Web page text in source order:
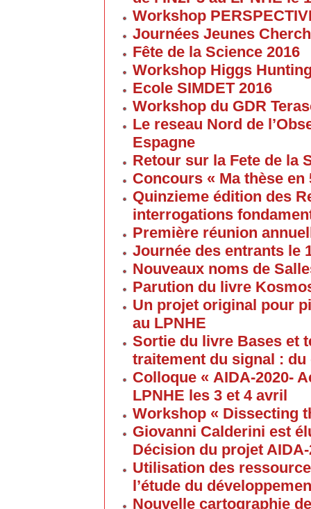
Workshop
Journées Jeunes
Fête de la Science 2016
Workshop Higgs
Ecole SIMDET 2016
Workshop du GDR
Le reseau Nord de
Espagne
Retour sur la Fete de la
Concours « Ma thèse
Quinzieme édition des
interrogations
Première réunion
Journée des entrants le
Nouveaux noms de
Parution du livre
Un projet original pour
au LPNHE
Sortie du livre Bases et
traitement du signal :
Colloque « AIDA-2020-
LPNHE les 3 et 4 avril
Workshop « Dissecting
Giovanni Calderini est
Décision du projet AIDA-
Utilisation des
l’étude du
Nouvelle cartographie